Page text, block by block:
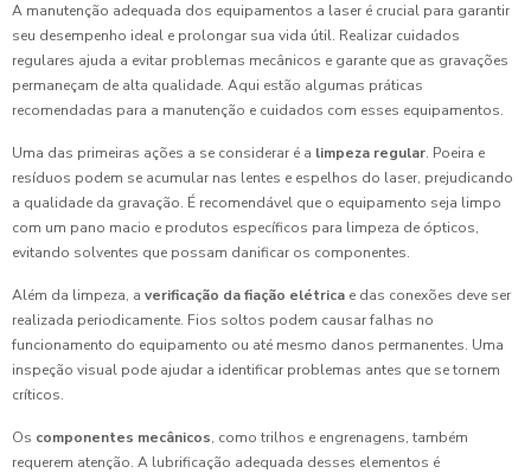
A manutenção adequada dos equipamentos a laser é crucial para garantir
seu desempenho ideal e prolongar sua vida útil. Realizar cuidados
regulares ajuda a evitar problemas mecânicos e garante que as gravações
permaneçam de alta qualidade. Aqui estão algumas práticas
recomendadas para a manutenção e cuidados com esses equipamentos.
Uma das primeiras ações a se considerar é a limpeza regular. Poeira e
resíduos podem se acumular nas lentes e espelhos do laser, prejudicando
a qualidade da gravação. É recomendável que o equipamento seja limpo
com um pano macio e produtos específicos para limpeza de ópticos,
evitando solventes que possam danificar os componentes.
Além da limpeza, a verificação da fiação elétrica e das conexões deve ser
realizada periodicamente. Fios soltos podem causar falhas no
funcionamento do equipamento ou até mesmo danos permanentes. Uma
inspeção visual pode ajudar a identificar problemas antes que se tornem
críticos.
Os componentes mecânicos, como trilhos e engrenagens, também
requerem atenção. A lubrificação adequada desses elementos é